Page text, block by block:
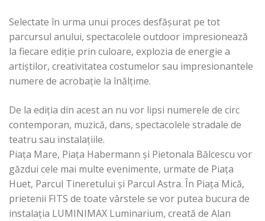
Selectate în urma unui proces desfăşurat pe tot
parcursul anului, spectacolele outdoor impresionează
la fiecare ediţie prin culoare, explozia de energie a
artiştilor, creativitatea costumelor sau impresionantele
numere de acrobaţie la înălțime.
De la ediţia din acest an nu vor lipsi numerele de circ
contemporan, muzică, dans, spectacolele stradale de
teatru sau instalaţiile.
Piaţa Mare, Piaţa Habermann şi Pietonala Bălcescu vor
găzdui cele mai multe evenimente, urmate de Piaţa
Huet, Parcul Tineretului şi Parcul Astra. În Piaţa Mică,
prietenii FITS de toate vârstele se vor putea bucura de
instalaţia LUMINIMAX Luminarium, creată de Alan